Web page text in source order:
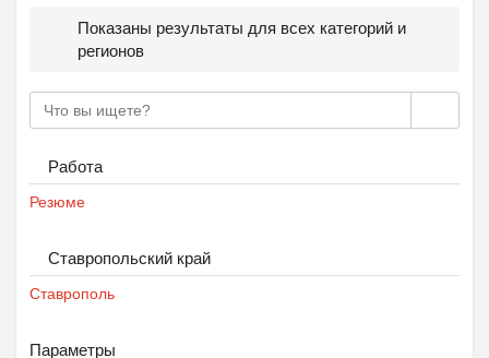
Показаны результаты для всех категорий и
регионов
Работа
Резюме
Ставропольский край
Ставрополь
Параметры